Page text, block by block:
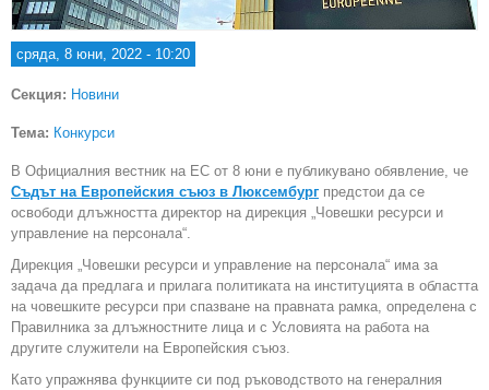
сряда, 8 юни, 2022 - 10:20
Секция: Новини
Тема: Конкурси
В Официалния вестник на ЕС от 8 юни е публикувано обявление, че
Съдът на Европейския съюз в Люксембург предстои да се
освободи длъжността директор на дирекция „Човешки ресурси и
управление на персонала“.
Дирекция „Човешки ресурси и управление на персонала“ има за
задача да предлага и прилага политиката на институцията в областта
на човешките ресурси при спазване на правната рамка, определена с
Правилника за длъжностните лица и с Условията на работа на
другите служители на Европейския съюз.
Като упражнява функциите си под ръководството на генералния